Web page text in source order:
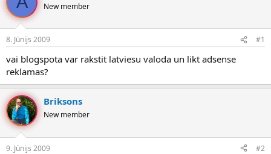
d
i
n
a
u
z
s
ā
c
ē
j
s
m
a
u
s
New member
8. Jūnijs 2009 #1
vai blogspota var rakstit latviesu valoda un likt adsense
reklamas?
Briksons
New member
9. Jūnijs 2009 #2